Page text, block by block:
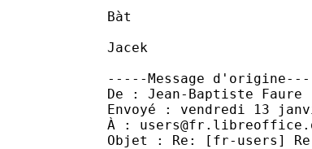
Bàt
Jacek
-----Message
De : Jean-Baptiste Faure
Envoyé : vendredi 13
À :
Objet : Re: [fr-users]